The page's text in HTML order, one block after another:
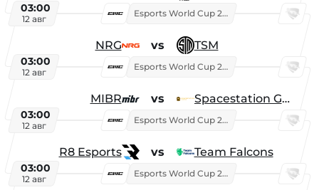
03:00
12 авг
Esports World Cup 2026
NRG vs TSM
03:00
12 авг
Esports World Cup 2026
MIBR vs Spacestation Gaming
03:00
12 авг
Esports World Cup 2026
R8 Esports vs Team Falcons
03:00
12 авг
Esports World Cup 2026